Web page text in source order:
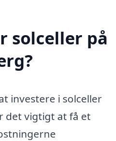
solceller på
investere i solceller
det vigtigt at få et